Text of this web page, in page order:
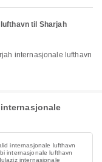
til Sharjah
internasjonale lufthavn
internasjonale lufthavn
internasjonale